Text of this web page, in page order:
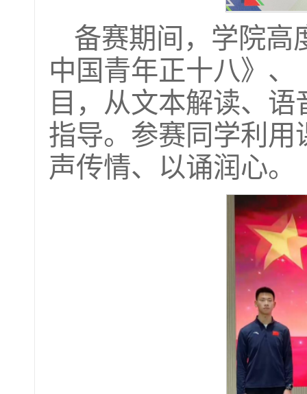
备赛期间，学院高
中国青年正十八》
目，从文本解读、
指导。参赛同学利
声传情、以诵润心。